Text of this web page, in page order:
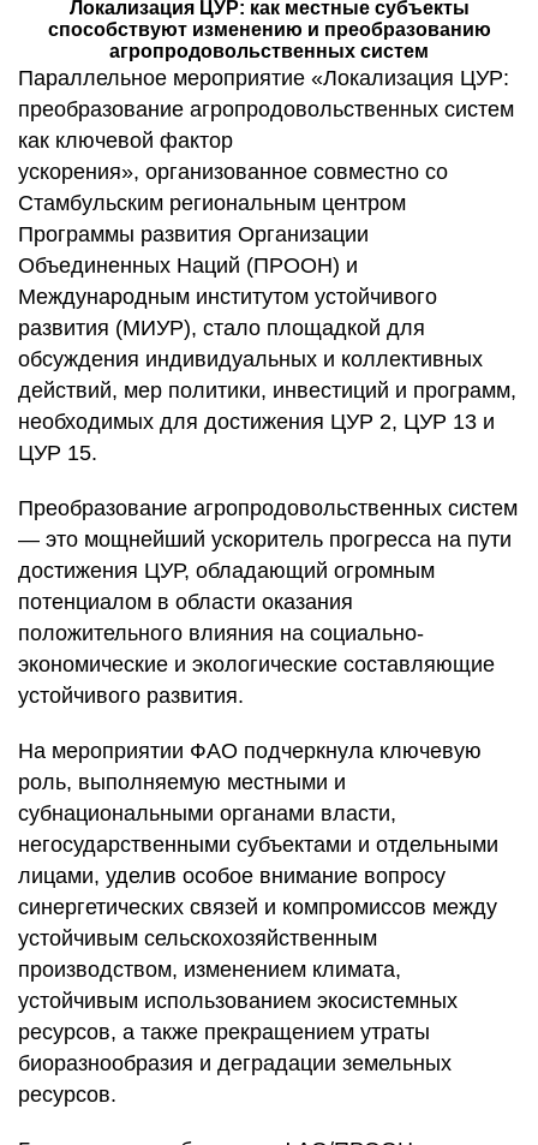
Локализация ЦУР: как местные субъекты
способствуют изменению и преобразованию
агропродовольственных систем
Параллельное мероприятие «Локализация ЦУР:
преобразование агропродовольственных систем
как ключевой фактор
ускорения», организованное совместно со
Стамбульским региональным центром
Программы развития Организации
Объединенных Наций (ПРООН) и
Международным институтом устойчивого
развития (МИУР), стало площадкой для
обсуждения индивидуальных и коллективных
действий, мер политики, инвестиций и программ,
необходимых для достижения ЦУР 2, ЦУР 13 и
ЦУР 15.
Преобразование агропродовольственных систем
— это мощнейший ускоритель прогресса на пути
достижения ЦУР, обладающий огромным
потенциалом в области оказания
положительного влияния на социально-
экономические и экологические составляющие
устойчивого развития.
На мероприятии ФАО подчеркнула ключевую
роль, выполняемую местными и
субнациональными органами власти,
негосударственными субъектами и отдельными
лицами, уделив особое внимание вопросу
синергетических связей и компромиссов между
устойчивым сельскохозяйственным
производством, изменением климата,
устойчивым использованием экосистемных
ресурсов, а также прекращением утраты
биоразнообразия и деградации земельных
ресурсов.